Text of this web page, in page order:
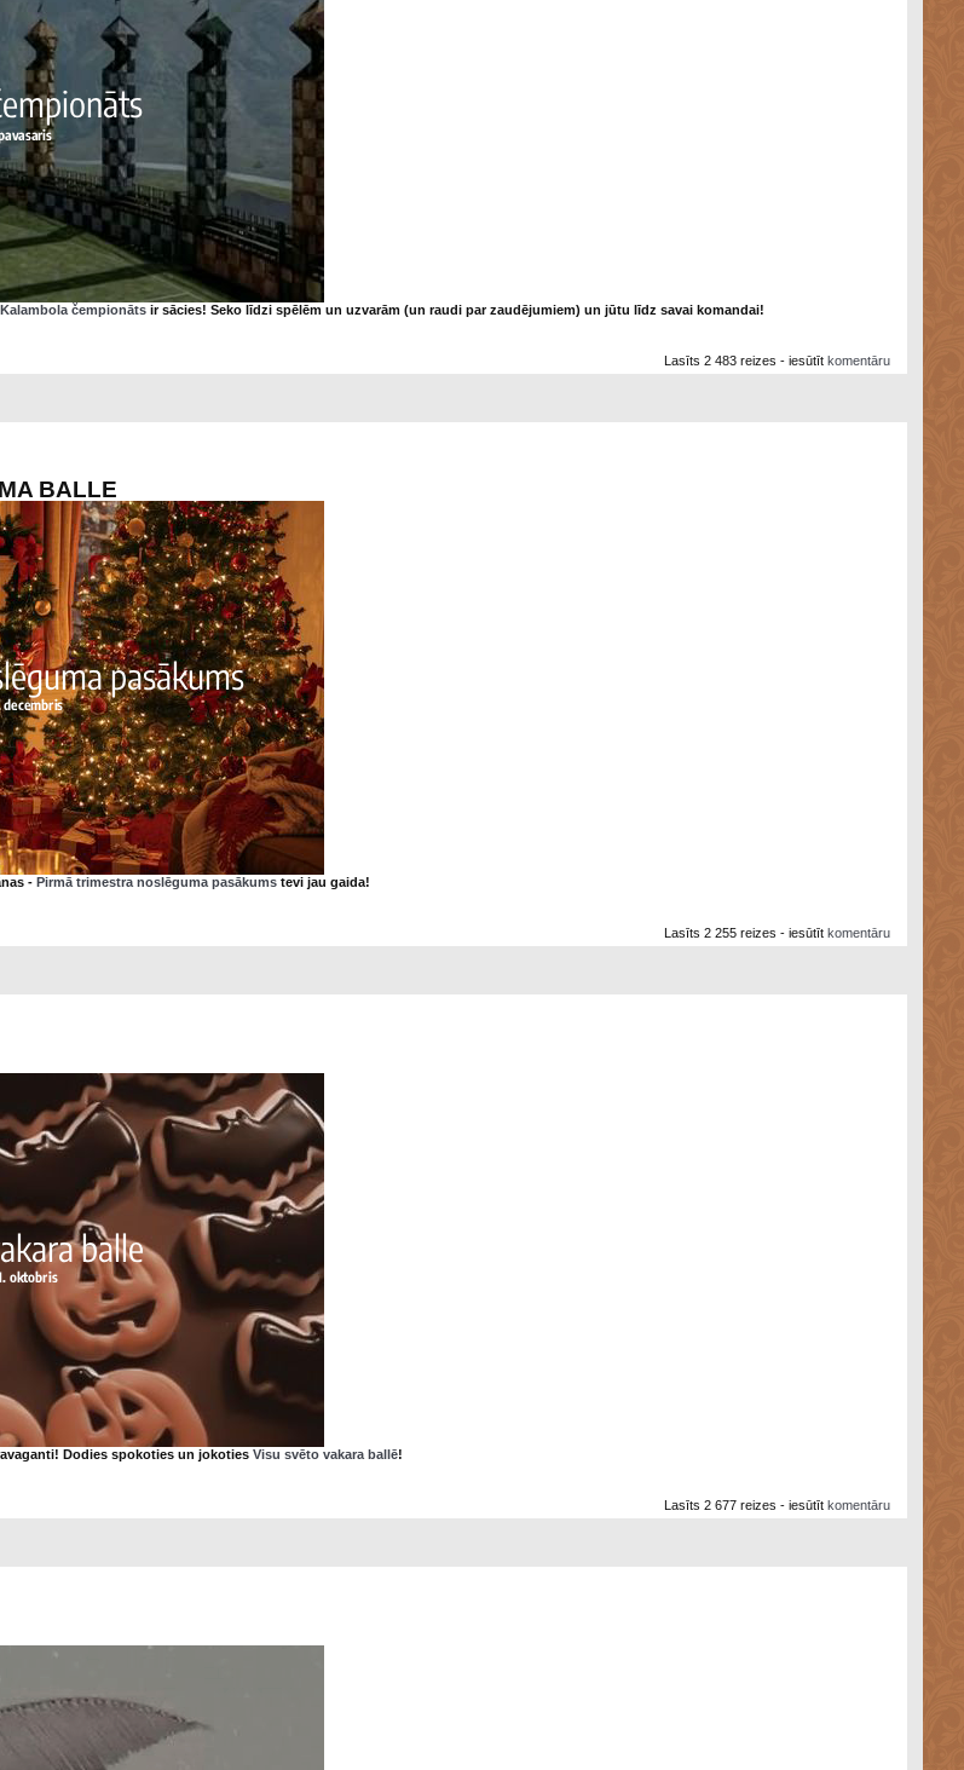
Kalambola čempionātsir sācies! Seko līdzi spēlēm un uzvarām (un raudi par zaudējumiem) un jūtu līdz savai komandai!
Lasīts 2 483 reizes - iesūtīt komentāru
BALLE
- Pirmā trimestra noslēguma pasākumstevi jau gaida!
Lasīts 2 255 reizes - iesūtīt komentāru
Dodies spokoties un jokoties Visu svēto vakara ballē!
Lasīts 2 677 reizes - iesūtīt komentāru